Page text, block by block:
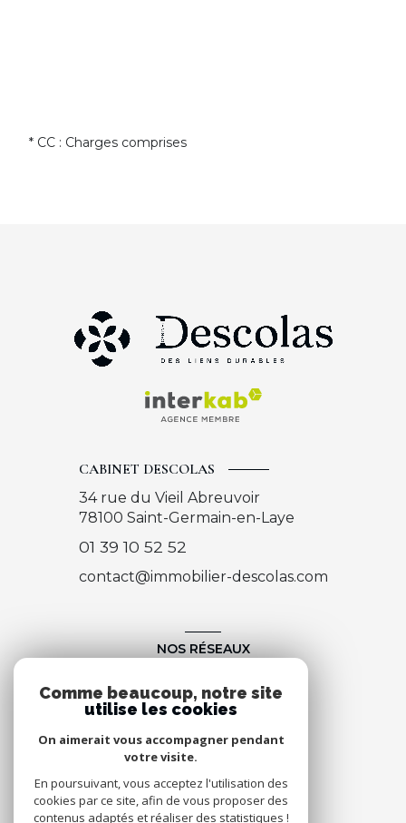
* CC : Charges comprises
CABINET DESCOLAS
34 rue du Vieil Abreuvoir
78100 Saint-Germain-en-Laye
01 39 10 52 52
contact@immobilier-descolas.com
NOS RÉSEAUX
Nous suivre
Comme beaucoup, notre site
utilise les cookies
On aimerait vous accompagner pendant
votre visite.
En poursuivant, vous acceptez l'utilisation des
cookies par ce site, afin de vous proposer des
contenus adaptés et réaliser des statistiques !